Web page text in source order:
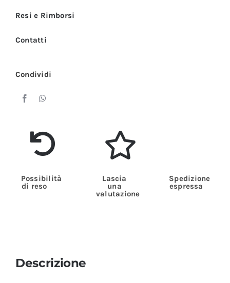
Resi e Rimborsi
Contatti
Condividi
Possibilità
di reso
Lascia
una
valutazione
Spedizione
espressa
Descrizione